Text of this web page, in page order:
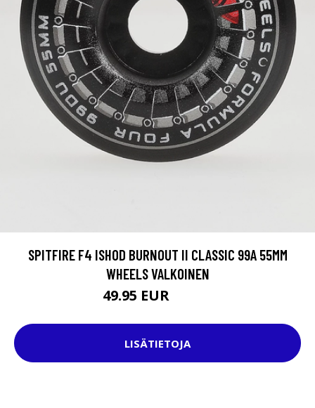
SPITFIRE F4 ISHOD BURNOUT II CLASSIC 99A 55MM
WHEELS VALKOINEN
49.95 EUR
LISÄTIETOJA